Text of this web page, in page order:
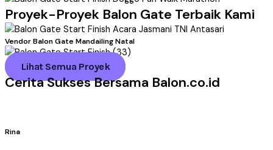
Proyek-Proyek Balon Gate Terbaik Kami
Vendor Balon Gate Mandailing Natal
Lihat Semua Proyek
Cerita Sukses Bersama Balon.co.id
Rina